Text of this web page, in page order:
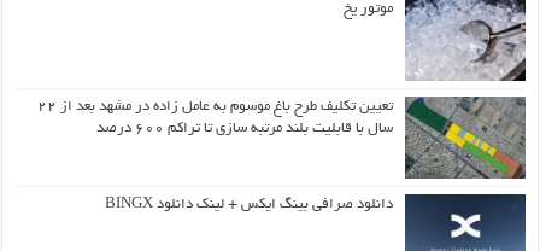
موتور یخ
تعیین تکلیف طرح باغ موسوم به عامل زاده در مشهد بعد از ۲۲
سال با قابلیت بلند مرتبه سازی تا تراکم ۶۰۰ درصد
دانلود صرافی بینگ ایکس + لینک دانلود BINGX